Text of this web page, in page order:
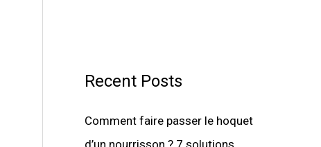
Recent Posts
Comment faire passer le hoquet